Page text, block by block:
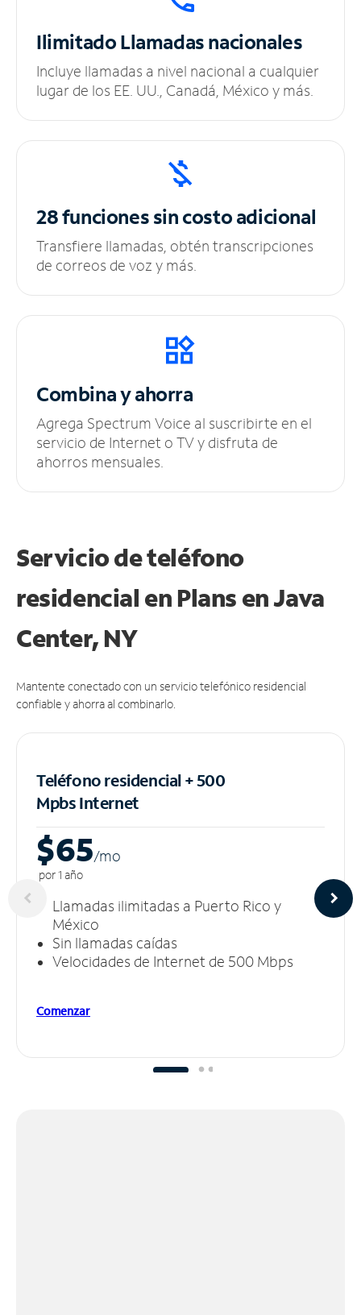
IlimitadoLlamadas nacionales
Incluye llamadas a nivel nacional a cualquier
lugar de los EE. UU., Canadá, México y más.
28 funciones sincosto adicional
Transfiere llamadas, obtén transcripciones
de correos de voz y más.
Combina y ahorra
Agrega Spectrum Voice al suscribirte en el
servicio de Internet o TV y disfruta de
ahorros mensuales.
Servicio de teléfono
residencial en Plans en Java
Center, NY
Mantente conectado con un servicio telefónico residencial
confiable y ahorra al combinarlo.
Teléfono residencial + 500
MpbsInternet
$65/mo
por 1 año
Llamadas ilimitadas a Puerto Rico y
México
Sin llamadas caídas
Velocidades de Internet de 500 Mbps
Comenzar